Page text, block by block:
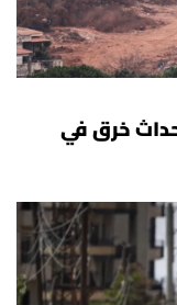
خرق في